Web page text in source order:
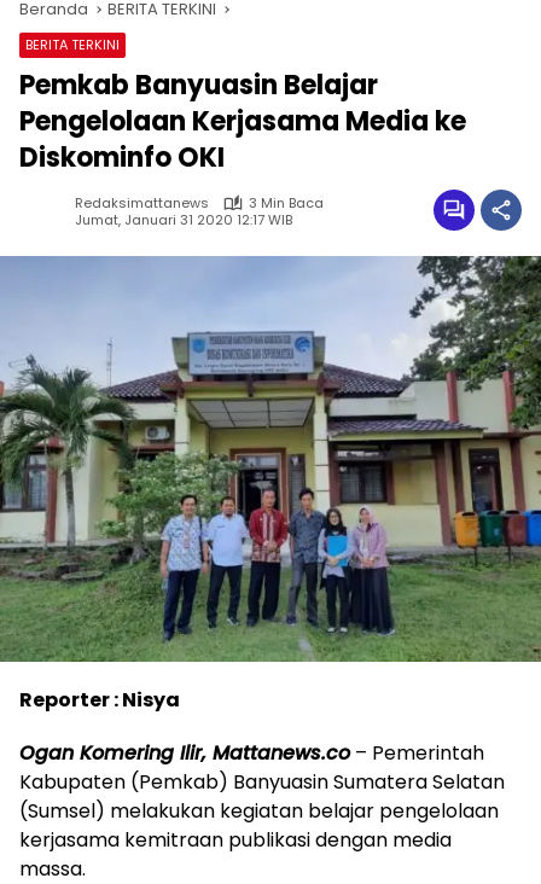
Beranda BERITA TERKINI
BERITA TERKINI
Pemkab Banyuasin Belajar
Pengelolaan Kerjasama Media ke
Diskominfo OKI
Redaksimattanews
3 Min Baca
Jumat, Januari 31 2020 12:17 WIB
Reporter : Nisya
Ogan Komering Ilir, Mattanews.co– Pemerintah
Kabupaten (Pemkab) Banyuasin Sumatera Selatan
(Sumsel) melakukan kegiatan belajar pengelolaan
kerjasama kemitraan publikasi dengan media
massa.